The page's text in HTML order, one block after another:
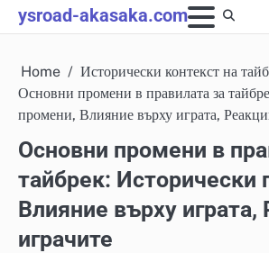
Skip
to
ysroad-akasaka.com
Home
Исторически контекст на
Основни промени в правилата за
промени, Влияние върху играта,
Основни промени в
тайбрек: Исторически
Влияние върху играта,
играчите